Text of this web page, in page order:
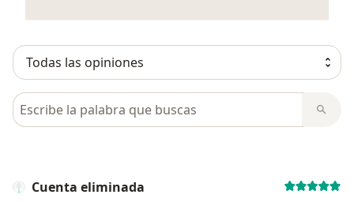
Busca en opiniones
Cuenta eliminada